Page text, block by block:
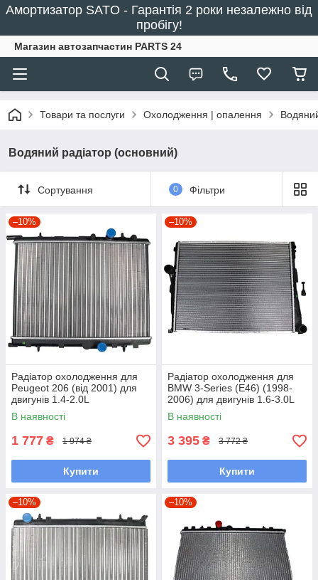
Амортизатор SATO - Гарантія 2 роки незалежно від
пробігу!
Магазин автозапчастин PARTS 24
Товари та послуги Охолодження | опалення
Водяний радіатор (основний)
Сортування 0 Фільтри
–10%
Радіатор охолодження для
Peugeot 206 (від 2001) для
двигунів 1.4-2.0L
В наявності
1 777 ₴ 1 974 ₴
Купити
–10%
Радіатор охолодження для
BMW 3-Series (E46) (1998-
2006) для двигунів 1.6-3.0L
В наявності
3 395 ₴ 3 772 ₴
Купити
–10% –10%